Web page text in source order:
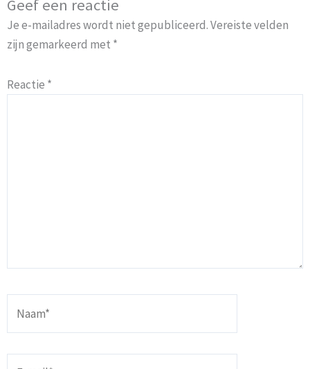
Geef een reactie
Je e-mailadres wordt niet gepubliceerd.Vereiste velden
zijn gemarkeerd met *
Reactie *